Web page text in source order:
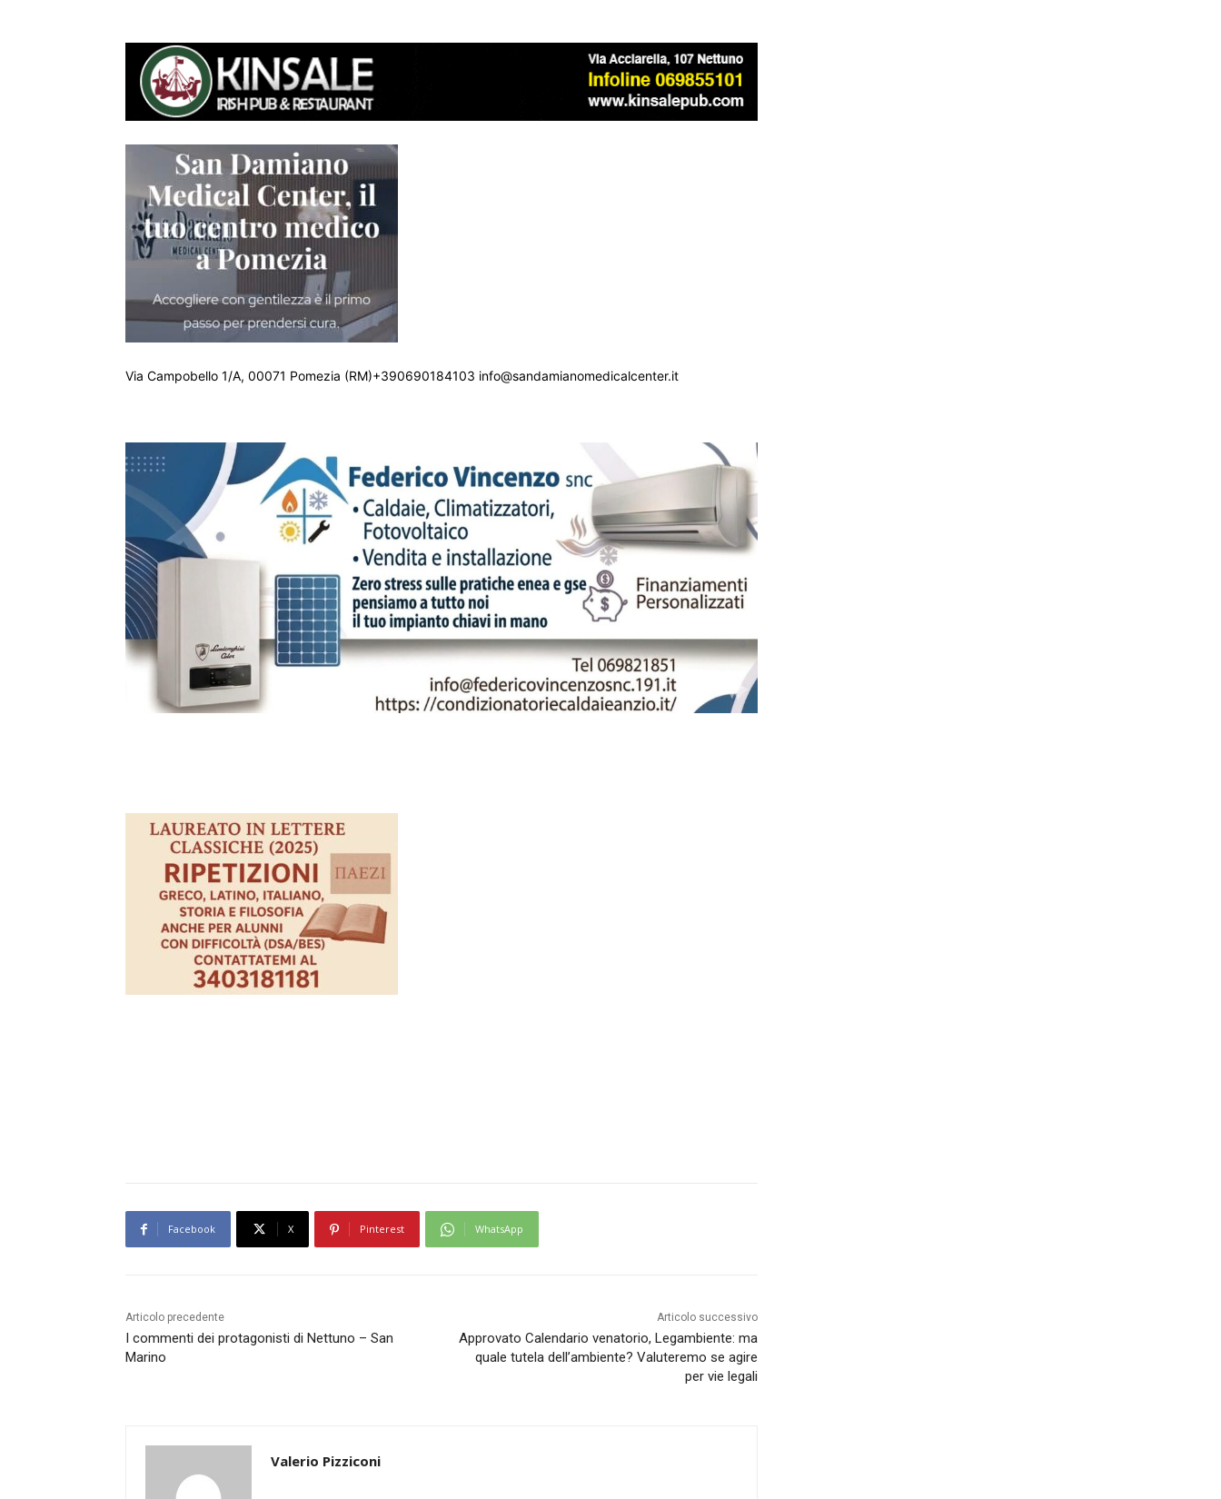
Via Campobello 1/A, 00071 Pomezia (RM)+390690184103 info@sandamianomedicalcenter.it
Facebook X Pinterest WhatsApp
Articolo precedente
I commenti dei protagonisti di Nettuno – San
Marino
Articolo successivo
Approvato Calendario venatorio, Legambiente: ma
quale tutela dell’ambiente? Valuteremo se agire
per vie legali
Valerio Pizziconi